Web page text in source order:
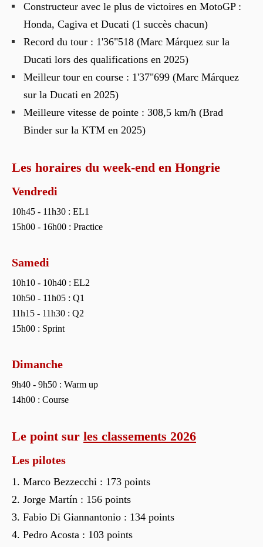
Constructeur avec le plus de victoires en MotoGP :
Honda, Cagiva et Ducati (1 succès chacun)
Record du tour : 1'36"518 (Marc Márquez sur la
Ducati lors des qualifications en 2025)
Meilleur tour en course : 1'37"699 (Marc Márquez
sur la Ducati en 2025)
Meilleure vitesse de pointe : 308,5 km/h (Brad
Binder sur la KTM en 2025)
Les horaires du week-end en Hongrie
Vendredi
10h45 - 11h30 : EL1
15h00 - 16h00 : Practice
Samedi
10h10 - 10h40 : EL2
10h50 - 11h05 : Q1
11h15 - 11h30 : Q2
15h00 : Sprint
Dimanche
9h40 - 9h50 : Warm up
14h00 : Course
Le point sur les classements 2026
Les pilotes
Marco Bezzecchi : 173 points
Jorge Martín : 156 points
Fabio Di Giannantonio : 134 points
Pedro Acosta : 103 points